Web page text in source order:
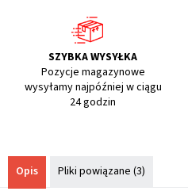
SZYBKA WYSYŁKA
Pozycje magazynowe
wysyłamy najpóźniej w ciągu
24 godzin
Opis Pliki powiązane (3)